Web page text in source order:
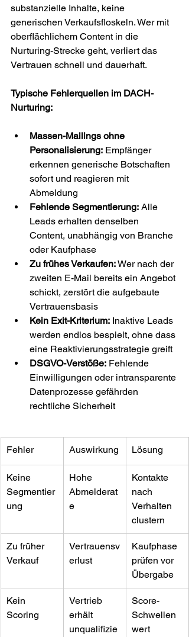
substanzielle Inhalte, keine
generischen Verkaufsfloskeln. Wer mit
oberflächlichem Content in die
Nurturing-Strecke geht, verliert das
Vertrauen schnell und dauerhaft.
Typische Fehlerquellen im DACH-
Nurturing:
Massen-Mailings ohne
Personalisierung: Empfänger
erkennen generische Botschaften
sofort und reagieren mit
Abmeldung
Fehlende Segmentierung: Alle
Leads erhalten denselben
Content, unabhängig von Branche
oder Kaufphase
Zu frühes Verkaufen: Wer nach der
zweiten E-Mail bereits ein Angebot
schickt, zerstört die aufgebaute
Vertrauensbasis
Kein Exit-Kriterium: Inaktive Leads
werden endlos bespielt, ohne dass
eine Reaktivierungsstrategie greift
DSGVO-Verstöße: Fehlende
Einwilligungen oder intransparente
Datenprozesse gefährden
rechtliche Sicherheit
Fehler Auswirkung Lösung
Keine
Segmentier
ung
Hohe
Abmelderat
e
Kontakte
nach
Verhalten
clustern
Zu früher
Verkauf
Vertrauensv
erlust
Kaufphase
prüfen vor
Übergabe
Kein
Scoring
Vertrieb
erhält
unqualifizie
Score-
Schwellen
wert